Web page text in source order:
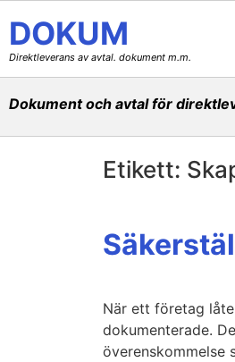
DOKUM
Direktleverans av avtal. dokument m.m.
Dokument och avtal för
Etikett:
När ett företag
dokumenterade.
överenskommelse